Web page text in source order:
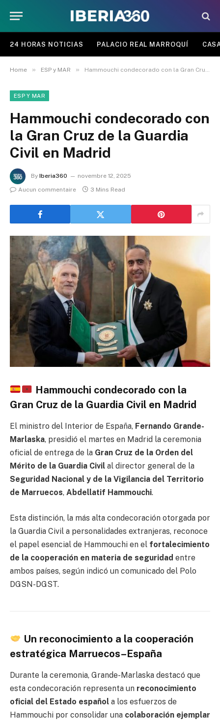
24 HORAS NOTICIAS PALACIO REAL MARROQUÍ
Home » ESP y MAR » Hammouchi condecorado con la Gran Cruz de la Guardia Civil en Madrid
ESP Y MAR
Hammouchi condecorado con
la Gran Cruz de la Guardia
Civil en Madrid
By Iberia360
novembre 12, 2025
Aucun commentaire
3 Mins Read
Hammouchi condecorado con la
Gran Cruz de la Guardia Civil en Madrid
El ministro del Interior de España, Fernando Grande-
Marlaska, presidió el martes en Madrid la ceremonia
oficial de entrega de la Gran Cruz de la Orden del
Mérito de la Guardia Civil al director general de la
Seguridad Nacional y de la Vigilancia del Territorio
de Marruecos, Abdellatif Hammouchi.
Esta distinción, la más alta condecoración otorgada por
la Guardia Civil a personalidades extranjeras, reconoce
el papel esencial de Hammouchi en el fortalecimiento
de la cooperación en materia de seguridad entre
ambos países, según indicó un comunicado del Polo
DGSN-DGST.
Un reconocimiento a la cooperación
estratégica Marruecos–España
Durante la ceremonia, Grande-Marlaska destacó que
esta condecoración representa un reconocimiento
oficial del Estado español a los esfuerzos de
Hammouchi por consolidar una colaboración ejemplar